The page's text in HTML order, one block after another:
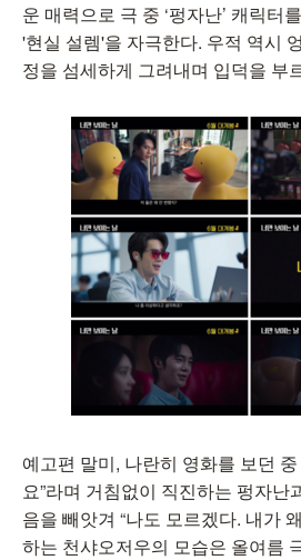
운 매력으로 극 중 ‘펑자난’ 캐릭터
'현실 설렘'을 자극한다. 우적 역시
정을 섬세하게 그려내며 입덕을 부
예고편 말미, 나란히 영화를 보던
요”라며 거침없이 직진하는 펑자난
음을 빼앗겨 “나도 모르겠다. 내가
하는 천샤오저우의 모습은 올여름